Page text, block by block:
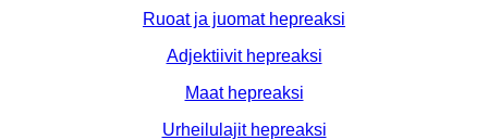
Ruoat ja juomat hepreaksi
Adjektiivit hepreaksi
Maat hepreaksi
Urheilulajit hepreaksi